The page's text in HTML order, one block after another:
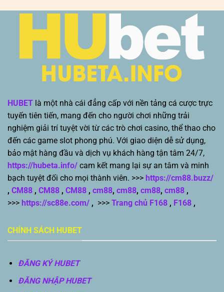
HUBET là một nhà cái đẳng cấp với nền tảng cá cược trực
tuyến tiên tiến, mang đến cho người chơi những trải
nghiệm giải trí tuyệt vời từ các trò chơi casino, thể thao cho
đến các game slot phong phú. Với giao diện dễ sử dụng,
bảo mật hàng đầu và dịch vụ khách hàng tận tâm 24/7,
https://hubeta.info/ cam kết mang lại sự an tâm và minh
bạch tuyệt đối cho mọi thành viên. >>> https://cm88.buzz/
, CM88 , CM88 , CM88 , cm88, cm88, cm88, cm88 ,
>>> https://sc88e.com/ , >>> Trang chủ F168 , F168 ,
CHÍNH SÁCH HUBET
ĐĂNG KÝ HUBET
ĐĂNG NHẬP HUBET